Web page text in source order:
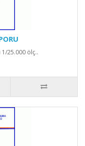
25.000 ölç..